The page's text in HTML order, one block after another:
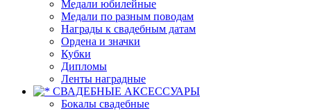
Медали юбилейные
Медали по разным поводам
Награды к свадебным датам
Ордена и значки
Кубки
Дипломы
Ленты наградные
СВАДЕБНЫЕ АКСЕССУАРЫ
Бокалы свадебные